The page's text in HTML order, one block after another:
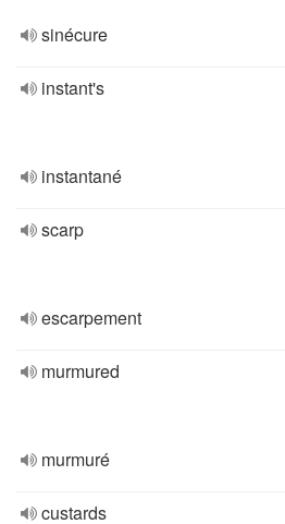
sinécure
instant's
instantané
scarp
escarpement
murmured
murmuré
custards